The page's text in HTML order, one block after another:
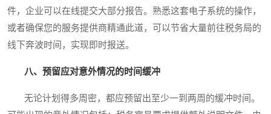
件，企业可以在线提交大部分报告。熟悉这套电子系统的操作，
或者确保您的服务提供商精通此道，可以节省大量前往税务局的
线下奔波时间，实现即时报送。
八、预留应对意外情况的时间缓冲
无论计划得多周密，都应预留出至少一到两周的缓冲时间。